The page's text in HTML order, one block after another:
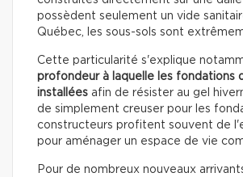
possèdent seulement un vide
Québec, les sous-sols sont
Cette particularité s'explique
profondeur à laquelle les fondations
installées afin de résister au gel
de simplement creuser pour les
constructeurs profitent souvent de
pour aménager un espace de vie
Pour de nombreux nouveaux